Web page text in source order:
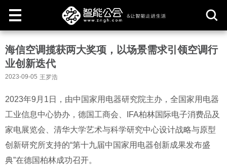
取
海信空调揽获两大奖项，以场景需求引领空调行
业创新迭代
2023-09-05 王罗浩
2023年9月1日，由中国家用电器研究院主办，全国家用电器
工业信息中心协办，德国工商会、IFA柏林国际电子消费品及
家电展览会、清华大学艺术与科学研究中心设计战略与原型
创新研究所支持的“第十九届中国家用电器创新成果发布盛
典”在德国柏林成功召开。